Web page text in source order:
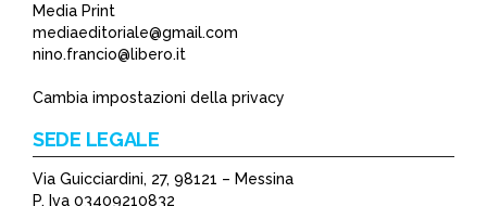
Media Print
mediaeditoriale@gmail.com
nino.francio@libero.it
Cambia impostazioni della privacy
SEDE LEGALE
Via Guicciardini, 27, 98121 – Messina
P. Iva 03409210832